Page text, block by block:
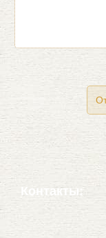
Контакты: